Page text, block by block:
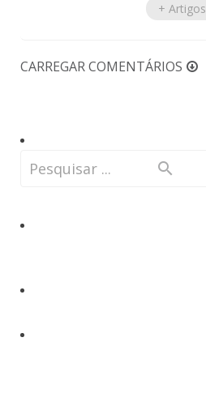
+ Artigos
CARREGAR COMENTÁRIOS